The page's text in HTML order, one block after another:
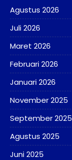
Agustus 2026
Juli 2026
Maret 2026
Februari 2026
Januari 2026
November 2025
September 2025
Agustus 2025
Juni 2025